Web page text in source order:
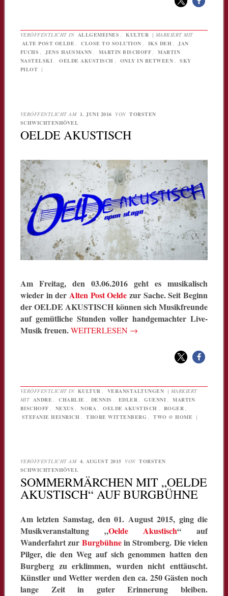
VERÖFFENTLICHT IN ALLGEMEINES , KULTUR | MARKIERT MIT
ALTE POST OELDE , CLOSE TO SOLUTION , IKS DEH ,
JAN
FUCHS , JENS HAUSMANN , MARTIN BISCHOFF ,
MARTIN
NASTELSKI , OELDE AKUSTISCH , ONLY IN BETWEEN ,
SKY
PILOT |
VERÖFFENTLICHT AM 1. JUNI 2016 VON TORSTEN
SCHWICHTENHÖVEL
OELDE AKUSTISCH
Am Freitag, den 03.06.2016 geht es musikalisch
wieder in der Alten Post Oelde zur Sache. Seit Beginn
der OELDE AKUSTISCH können sich Musikfreunde
auf gemütliche Stunden voller handgemachter Live-
Musik freuen.WEITERLESEN →
VERÖFFENTLICHT IN KULTUR VERANSTALTUNGEN | MARKIERT
MIT ANDRE CHARLIE DENNIS EDLER GUENNI
MARTIN
BISCHOFF
NEXUS NORA OELDE AKUSTISCH ROGER
STEFANIE HEINRICH
THORE WITTENBERG TWO @ HOME |
VERÖFFENTLICHT AM 4. AUGUST 2015 VON TORSTEN
SCHWICHTENHÖVEL
SOMMERMÄRCHEN MIT „OELDE
AKUSTISCH“ AUF BURGBÜHNE
Am letzten Samstag, den 01. August 2015, ging die
Musikveranstaltung „Oelde Akustisch“ auf
Wanderfahrt zur Burgbühnein Stromberg. Die vielen
Pilger, die den Weg auf sich genommen hatten den
Burgberg zu erklimmen, wurden nicht enttäuscht.
Künstler und Wetter werden den ca. 250 Gästen noch
lange Zeit in guter Erinnerung bleiben.